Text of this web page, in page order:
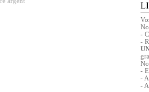
-
-
-
-
-